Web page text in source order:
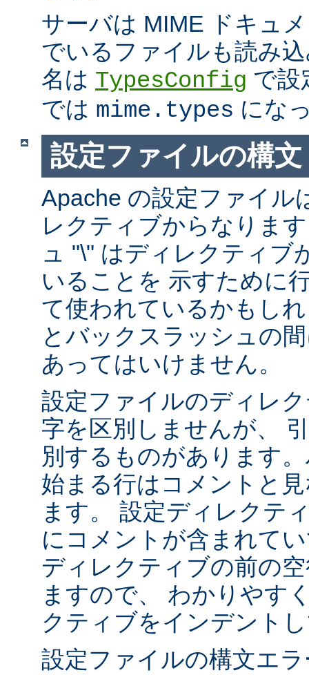
サーバは MIME ドキュ
でいるファイルも読み
名は TypesConfig で設
では mime.types にな
設定ファイルの構文
Apache の設定ファイル
レクティブからなりま
ュ "\" はディレクティブ
いることを 示すために
て使われているかもし
とバックスラッシュの
あってはいけません。
設定ファイルのディレ
字を区別しませんが、
別するものがあります
始まる行はコメントと
ます。 設定ディレクテ
にコメントが含まれて
ディレクティブの前の
ますので、 わかりやす
クティブをインデント
設定ファイルの構文エ